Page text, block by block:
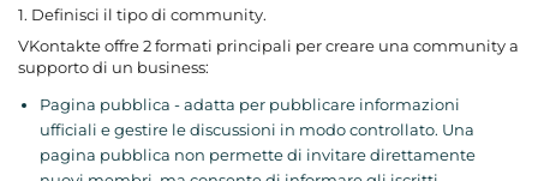
1. Definisci il tipo di community.
VKontakte offre 2 formati principali per creare una community a
supporto di un business:
Pagina pubblica - adatta per pubblicare informazioni
ufficiali e gestire le discussioni in modo controllato. Una
pagina pubblica non permette di invitare direttamente